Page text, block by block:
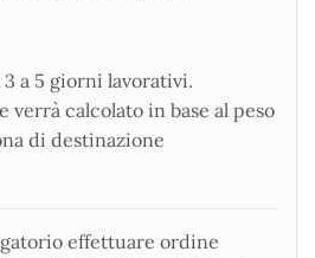
a 5 giorni lavorativi.
verrà calcolato in base al peso
di destinazione
effettuare ordine